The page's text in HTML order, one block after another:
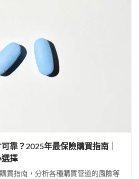
靠？2025年最保險購買指南｜
選擇
買指南，分析各種購買管道的風險等